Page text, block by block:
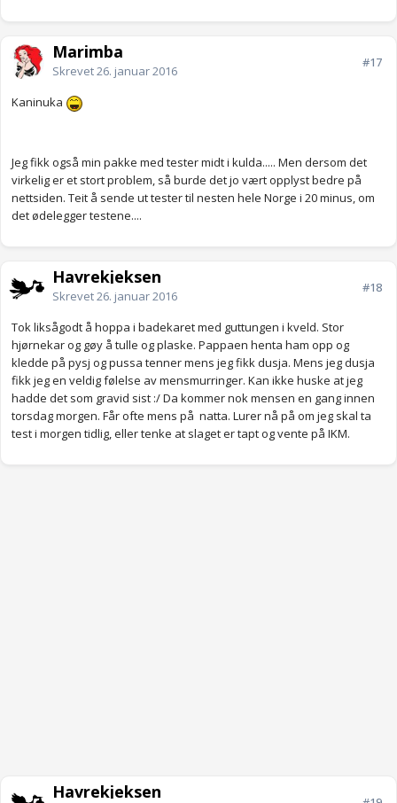
Marimba
Skrevet26. januar 2016
#17
Kaninuka
Jeg fikk også min pakke med tester midt i kulda..... Men dersom det
virkelig er et stort problem, så burde det jo vært opplyst bedre på
nettsiden. Teit å sende ut tester til nesten hele Norge i 20 minus, om
det ødelegger testene....
Havrekjeksen
Skrevet26. januar 2016
#18
Tok liksågodt å hoppa i badekaret med guttungen i kveld. Stor
hjørnekar og gøy å tulle og plaske. Pappaen henta ham opp og
kledde på pysj og pussa tenner mens jeg fikk dusja. Mens jeg dusja
fikk jeg en veldig følelse av mensmurringer. Kan ikke huske at jeg
hadde det som gravid sist :/ Da kommer nok mensen en gang innen
torsdag morgen. Får ofte mens på natta. Lurer nå på om jeg skal ta
test i morgen tidlig, eller tenke at slaget er tapt og vente på IKM.
Havrekjeksen